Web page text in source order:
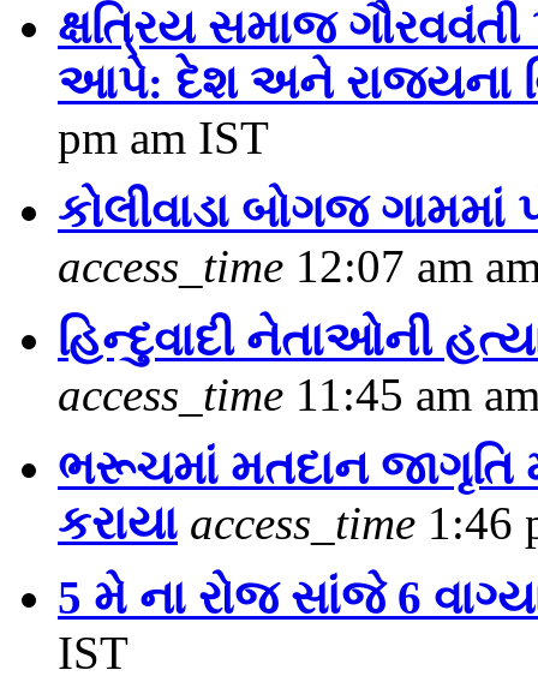
ક્ષત્રિય સમાજ
આપે: દેશ અને રાજ્યના
pm am IST
કોલીવાડા બોગજ
access_time 12:07 am
હિન્દુવાદી નેતાઓની
access_time 11:45 am
ભરૂચમાં મતદાન જાગૃતિ
કરાયા access_time 1:46
5 મે ના રોજ સાંજે 6
IST